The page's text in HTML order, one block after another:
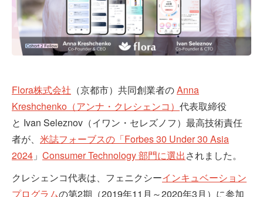
Flora株式会社 （京都市）共同創業者のAnna
Kreshchenko（アンナ・クレシェンコ） 代表取締役
と Ivan Seleznov（イワン・セレズノフ）最高技術責任
者が、 米誌フォーブスの「Forbes 30 Under 30 Asia
2024 」 Consumer Technology 部門に選出されました。
クレシェンコ代表は、フェニクシーインキュベーション
プログラムの第2期（2019年11月～2020年3月）に参加